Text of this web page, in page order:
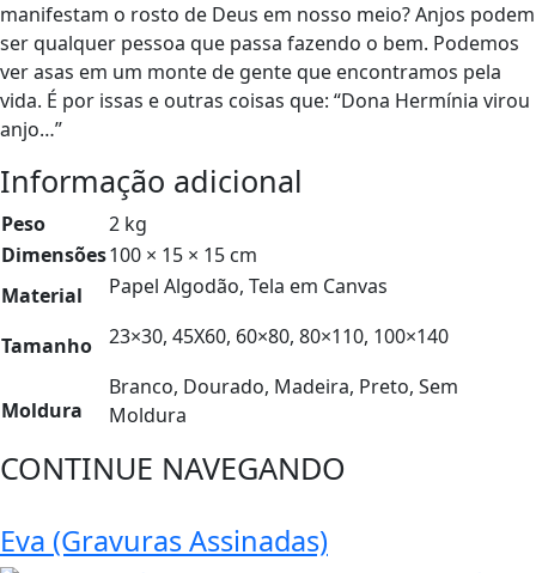
manifestam o rosto de Deus em nosso meio? Anjos podem
ser qualquer pessoa que passa fazendo o bem. Podemos
ver asas em um monte de gente que encontramos pela
vida. É por issas e outras coisas que: “Dona Hermínia virou
anjo…”
Informação adicional
Peso
2 kg
Dimensões100 × 15 × 15 cm
Material
Papel Algodão, Tela em Canvas
Tamanho 23×30, 45X60, 60×80, 80×110, 100×140
Moldura
Branco, Dourado, Madeira, Preto, Sem
Moldura
CONTINUE NAVEGANDO
Eva (Gravuras Assinadas)